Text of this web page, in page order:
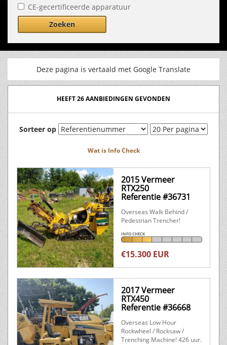
CE-gecertificeerde apparatuur
Zoeken
Deze pagina is vertaald met Google Translate
HEEFT 26 AANBIEDINGEN GEVONDEN
Sorteer op
Wat is Info Check
2015 Vermeer
RTX250
Referentie #36731
Overseas Walk Behind /
Pedestrian Trencher!
INFO CHECK
€15.300 EUR
2017 Vermeer
RTX450
Referentie #36668
Overseas Low Hour
Rockwheel / Rocksaw /
Trenching Machine! 426 uur.